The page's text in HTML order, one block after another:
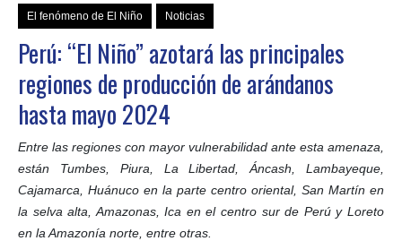
El fenómeno de El Niño Noticias
Perú: “El Niño” azotará las principales
regiones de producción de arándanos
hasta mayo 2024
Entre las regiones con mayor vulnerabilidad ante esta amenaza,
están Tumbes, Piura, La Libertad, Áncash, Lambayeque,
Cajamarca, Huánuco en la parte centro oriental, San Martín en
la selva alta, Amazonas, Ica en el centro sur de Perú y Loreto
en la Amazonía norte, entre otras.